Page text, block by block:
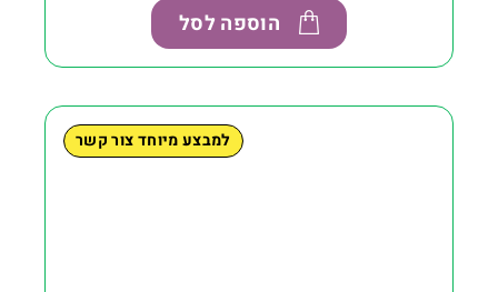
הוספה לסל
למבצע מיוחד צור קשר